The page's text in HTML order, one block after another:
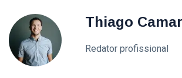
Thiago
Redator profissional